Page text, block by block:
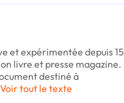
et expérimentée depuis 15
livre et presse magazine.
destiné à
Voir tout le texte